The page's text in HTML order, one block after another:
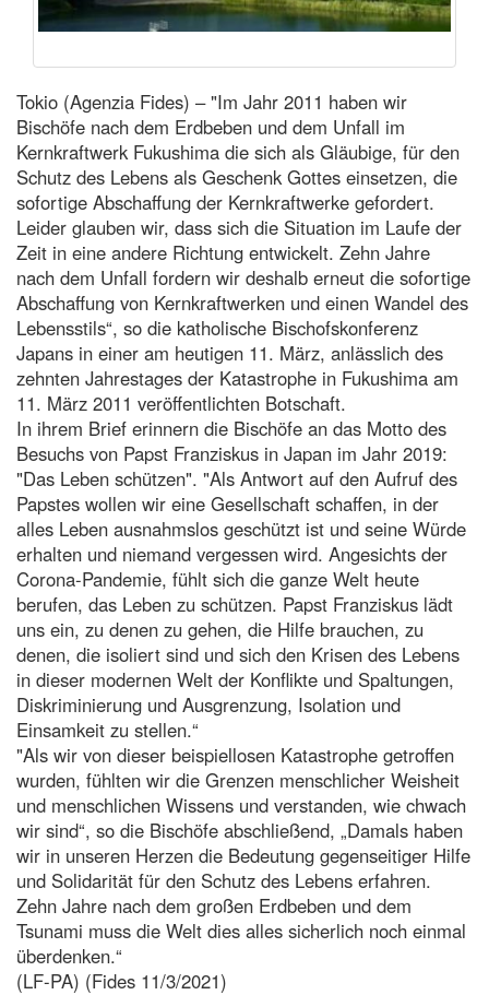
Tokio (Agenzia Fides) – "Im Jahr 2011 haben wir
Bischöfe nach dem Erdbeben und dem Unfall im
Kernkraftwerk Fukushima die sich als Gläubige, für den
Schutz des Lebens als Geschenk Gottes einsetzen, die
sofortige Abschaffung der Kernkraftwerke gefordert.
Leider glauben wir, dass sich die Situation im Laufe der
Zeit in eine andere Richtung entwickelt. Zehn Jahre
nach dem Unfall fordern wir deshalb erneut die sofortige
Abschaffung von Kernkraftwerken und einen Wandel des
Lebensstils“, so die katholische Bischofskonferenz
Japans in einer am heutigen 11. März, anlässlich des
zehnten Jahrestages der Katastrophe in Fukushima am
11. März 2011 veröffentlichten Botschaft.
In ihrem Brief erinnern die Bischöfe an das Motto des
Besuchs von Papst Franziskus in Japan im Jahr 2019:
"Das Leben schützen". "Als Antwort auf den Aufruf des
Papstes wollen wir eine Gesellschaft schaffen, in der
alles Leben ausnahmslos geschützt ist und seine Würde
erhalten und niemand vergessen wird. Angesichts der
Corona-Pandemie, fühlt sich die ganze Welt heute
berufen, das Leben zu schützen. Papst Franziskus lädt
uns ein, zu denen zu gehen, die Hilfe brauchen, zu
denen, die isoliert sind und sich den Krisen des Lebens
in dieser modernen Welt der Konflikte und Spaltungen,
Diskriminierung und Ausgrenzung, Isolation und
Einsamkeit zu stellen.“
"Als wir von dieser beispiellosen Katastrophe getroffen
wurden, fühlten wir die Grenzen menschlicher Weisheit
und menschlichen Wissens und verstanden, wie chwach
wir sind“, so die Bischöfe abschließend, „Damals haben
wir in unseren Herzen die Bedeutung gegenseitiger Hilfe
und Solidarität für den Schutz des Lebens erfahren.
Zehn Jahre nach dem großen Erdbeben und dem
Tsunami muss die Welt dies alles sicherlich noch einmal
überdenken.“
(LF-PA) (Fides 11/3/2021)